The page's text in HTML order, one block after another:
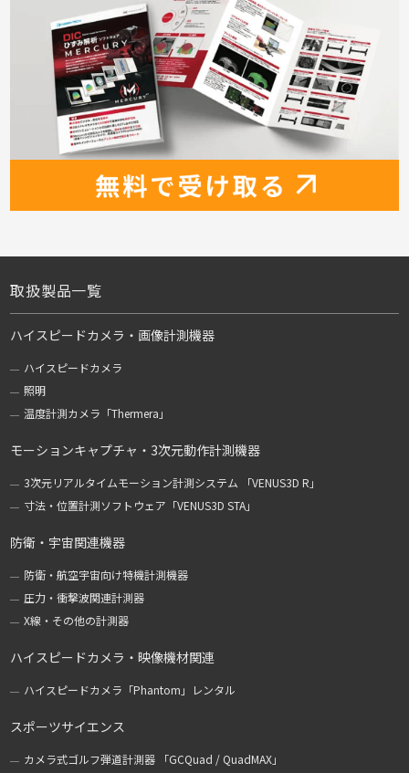
取扱製品一覧
ハイスピードカメラ・画像計測機器
ハイスピードカメラ
照明
温度計測カメラ「Thermera」
モーションキャプチャ・3次元動作計測機器
3次元リアルタイムモーション計測システム 「VENUS3D R」
寸法・位置計測ソフトウェア「VENUS3D STA」
防衛・宇宙関連機器
防衛・航空宇宙向け特機計測機器
圧力・衝撃波関連計測器
X線・その他の計測器
ハイスピードカメラ・映像機材関連
ハイスピードカメラ「Phantom」レンタル
スポーツサイエンス
カメラ式ゴルフ弾道計測器 「GCQuad / QuadMAX」